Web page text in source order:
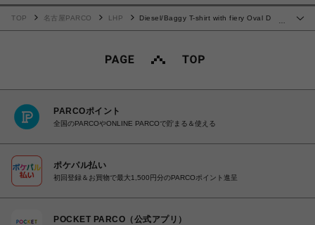
…
TOP 名古屋PARCO LHP
Diesel/Baggy T-shirt with fiery Oval D
PARCOポイント
全国のPARCOやONLINE PARCOで貯まる＆使える
ポケパル払い
初回登録＆お買物で最大1,500円分のPARCOポイント進呈
POCKET PARCO（公式アプリ）